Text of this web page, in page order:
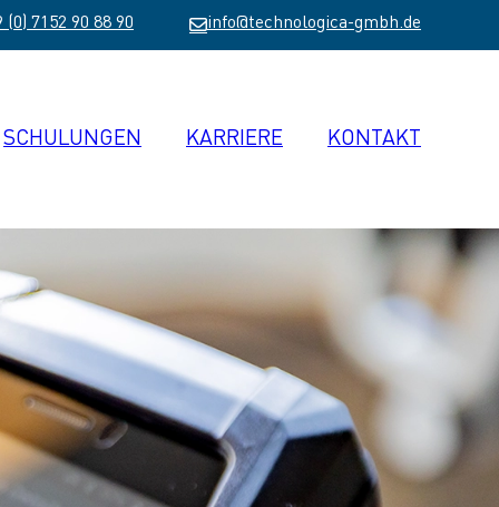
(0) 7152 90 88 90 info@technologica-gmbh.de
SCHULUNGEN KARRIERE KONTAKT